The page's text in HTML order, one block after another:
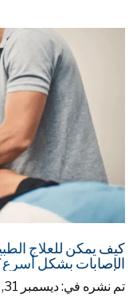
كيف يمكن للعلاج
الإصابات بشكل
تم نشره في:ديسمبر 31, 2024